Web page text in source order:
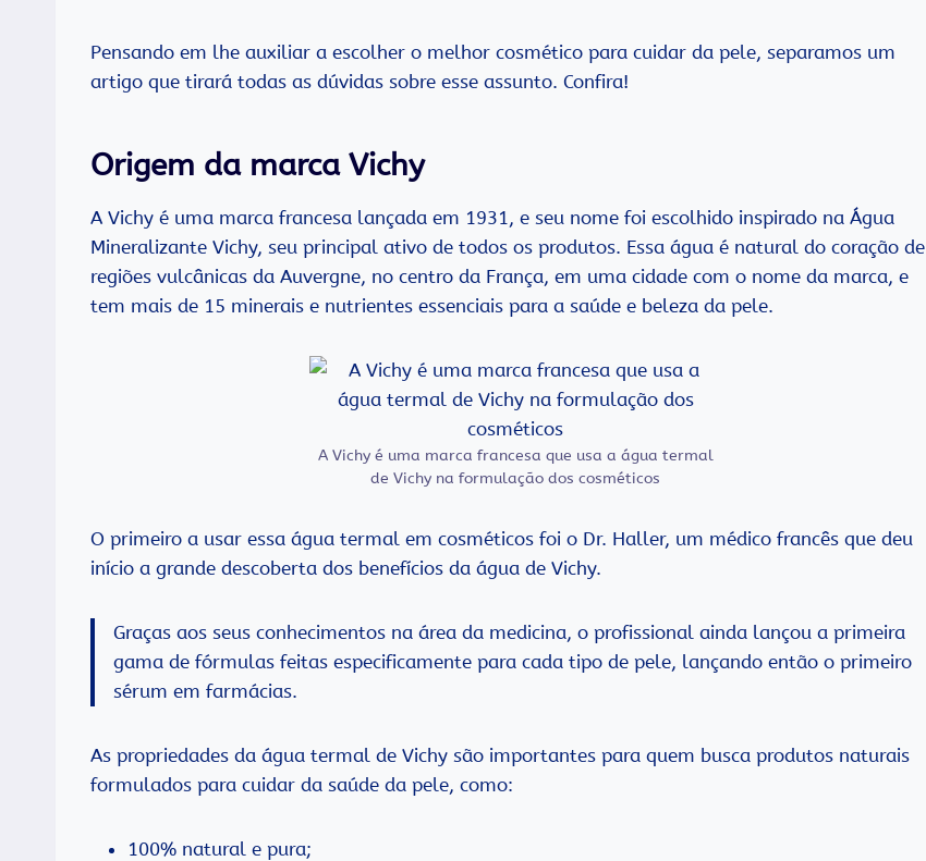
Pensando em lhe auxiliar a escolher o melhor cosmético para cuidar da pele, separamos um
artigo que tirará todas as dúvidas sobre esse assunto. Confira!
Origem da marca Vichy
A Vichy é uma marca francesa lançada em 1931, e seu nome foi escolhido inspirado na Água
Mineralizante Vichy, seu principal ativo de todos os produtos. Essa água é natural do coração de
regiões vulcânicas da Auvergne, no centro da França, em uma cidade com o nome da marca, e
tem mais de 15 minerais e nutrientes essenciais para a saúde e beleza da pele.
A Vichy é uma marca francesa que usa a água termal
de Vichy na formulação dos cosméticos
O primeiro a usar essa água termal em cosméticos foi o Dr. Haller, um médico francês que deu
início a grande descoberta dos benefícios da água de Vichy.
Graças aos seus conhecimentos na área da medicina, o profissional ainda lançou a primeira
gama de fórmulas feitas especificamente para cada tipo de pele, lançando então o primeiro
sérum em farmácias.
As propriedades da água termal de Vichy são importantes para quem busca produtos naturais
formulados para cuidar da saúde da pele, como:
100% natural e pura;